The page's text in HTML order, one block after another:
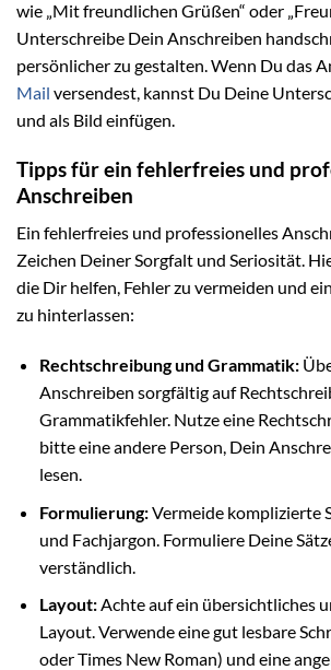
wie „Mit freundlichen Grüßen“ oder
Unterschreibe Dein Anschreiben
persönlicher zu gestalten. Wenn Du das
Mail versendest, kannst Du Deine
und als Bild einfügen.
Tipps für ein fehlerfreies und
Anschreiben
Ein fehlerfreies und professionelles
Zeichen Deiner Sorgfalt und Seriosität.
die Dir helfen, Fehler zu vermeiden und
zu hinterlassen:
Rechtschreibung und Grammatik:
Anschreiben sorgfältig auf
Grammatikfehler. Nutze eine
bitte eine andere Person, Dein
lesen.
Formulierung:Vermeide komplizierte
und Fachjargon. Formuliere Deine
verständlich.
Layout:Achte auf ein übersichtliches
Layout. Verwende eine gut lesbare
oder Times New Roman) und eine